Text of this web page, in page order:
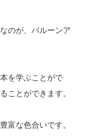
のが、バルーンア
を学ぶことがで
ことができます。
富な色合いです。